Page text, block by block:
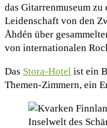
das Gitarrenmuseum
Leidenschaft von den
Åhdén über
von internationalen
Das Stora-Hotel ist ein
Themen-Zimmern, ein
Inselwelt des